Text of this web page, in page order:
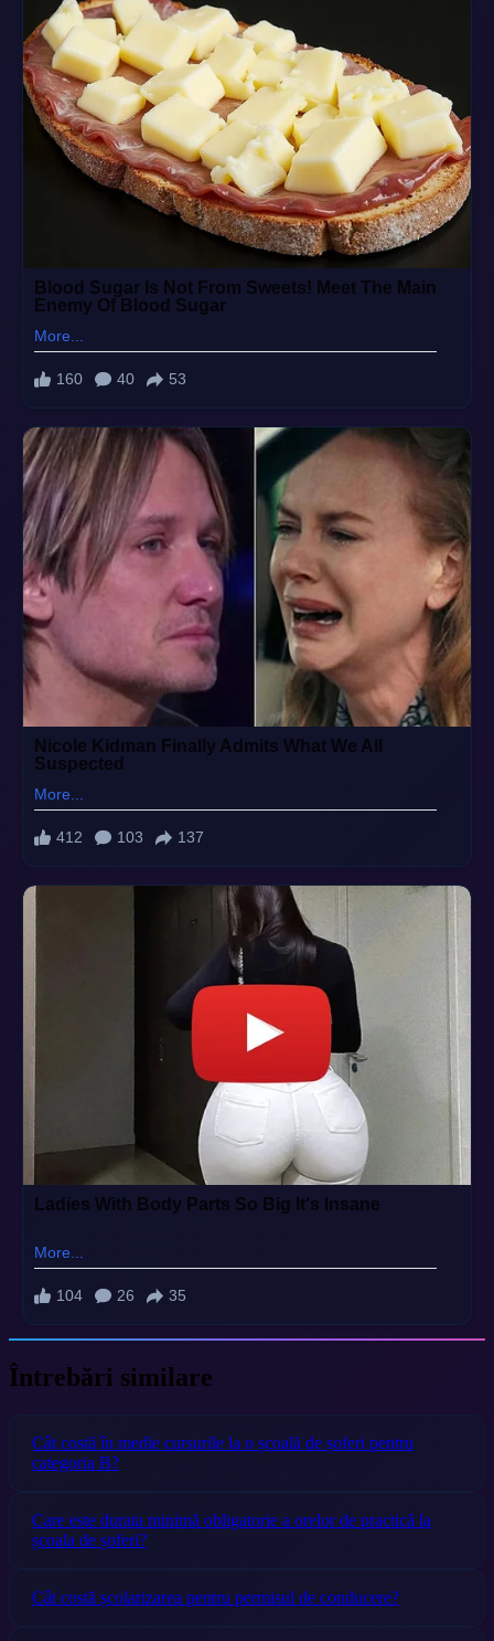
Întrebări similare
Cât costă în medie cursurile la o școală de șoferi pentru
categoria B?
Care este durata minimă obligatorie a orelor de practică la
școala de șoferi?
Cât costă școlarizarea pentru permisul de conducere?